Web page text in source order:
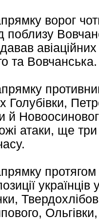
ворог
поблизу
та Вовчанська.
Голубівки,
й
атаки, ще три
протягом